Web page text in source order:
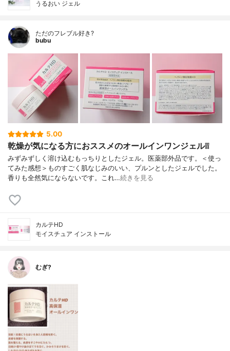
うるおい ジェル
ただのフレブル好き?
bubu
5.00
乾燥が気になる方におススメのオールインワンジェル❕❕
みずみずしく溶け込むもっちりとしたジェル。医薬部外品です。＜使っ
てみた感想＞ものすごく肌なじみのいい、プルンとしたジェルでした。
香りも全然気にならないです。これ…続きを見る
カルテHD
モイスチュア インストール
むぎ?